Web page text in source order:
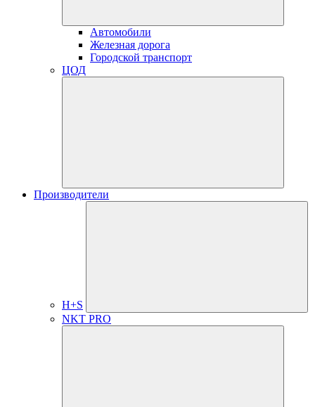
Автомобили
Железная дорога
Городской транспорт
ЦОД
Производители
H+S
NKT PRO